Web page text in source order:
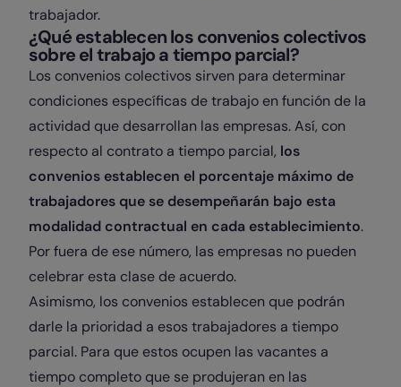
trabajador.
¿Qué establecen los convenios colectivos
sobre el trabajo a tiempo parcial?
Los convenios colectivos sirven para determinar
condiciones específicas de trabajo en función de la
actividad que desarrollan las empresas. Así, con
respecto al contrato a tiempo parcial, los
convenios establecen el porcentaje máximo de
trabajadores que se desempeñarán bajo esta
modalidad contractual en cada establecimiento.
Por fuera de ese número, las empresas no pueden
celebrar esta clase de acuerdo.
Asimismo, los convenios establecen que podrán
darle la prioridad a esos trabajadores a tiempo
parcial. Para que estos ocupen las vacantes a
tiempo completo que se produjeran en las